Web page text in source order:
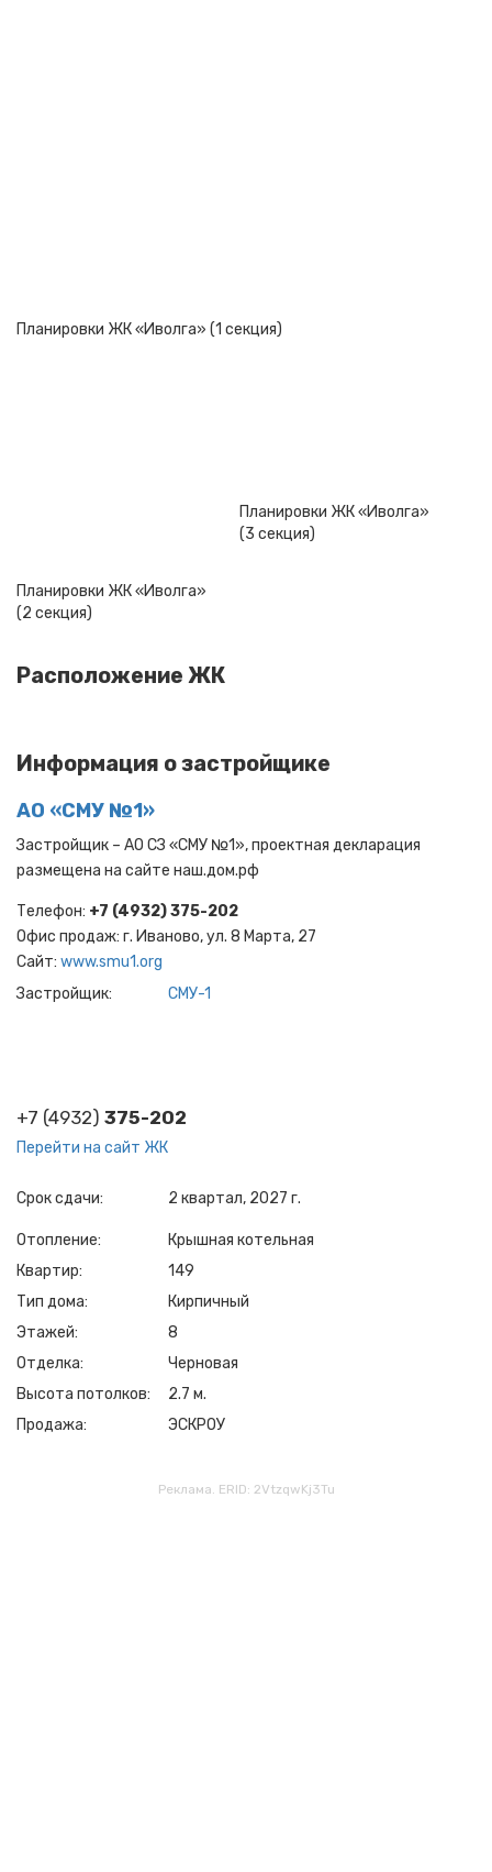
Планировки ЖК «Иволга» (1 секция)
Планировки ЖК «Иволга»
(2 секция)
Планировки ЖК «Иволга»
(3 секция)
Расположение ЖК
Информация о застройщике
АО «СМУ №1»
Застройщик – АО СЗ «СМУ №1», проектная декларация
размещена на сайте наш.дом.рф
Телефон: +7 (4932) 375-202
Офис продаж: г. Иваново, ул. 8 Марта, 27
Cайт: www.smu1.org
Застройщик
СМУ-1
+7 (4932) 375-202
Перейти на сайт ЖК
Срок сдачи 2 квартал, 2027 г.
Отопление
Крышная котельная
Квартир
149
Тип дома
Кирпичный
Этажей
8
Отделка
Черновая
Высота потолков
2.7 м.
Продажа
ЭСКРОУ
Реклама. ERID: 2VtzqwKj3Tu